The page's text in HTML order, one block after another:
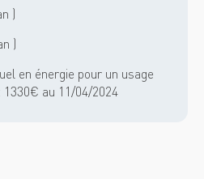
)
)
en énergie pour un usage
au 11/04/2024